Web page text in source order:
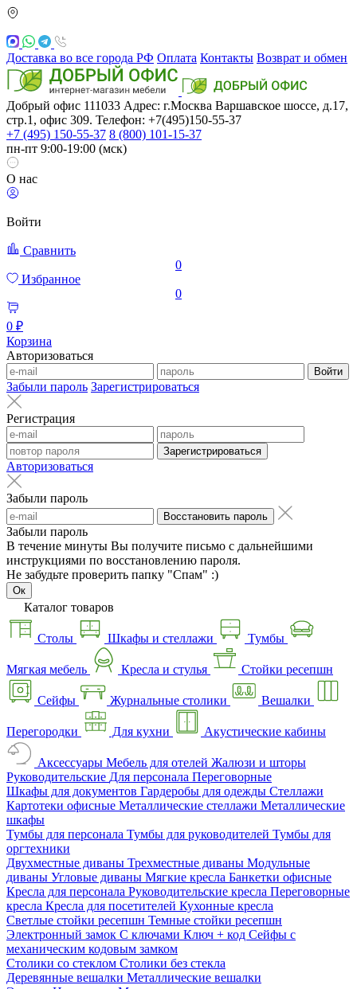
Доставка во все города РФ Оплата Контакты Возврат и обмен
Добрый офис 111033 Адрес: г.Москва Варшавское шоссе, д.17,
стр.1, офис 309. Телефон: +7(495)150-55-37
+7 (495) 150-55-37 8 (800) 101-15-37
пн-пт 9:00-19:00 (мск)
О нас
Войти
Сравнить
0
Избранное
0
0 ₽
Корзина
Авторизоваться
Войти
Забыли пароль Зарегистрироваться
Регистрация
Зарегистрироваться
Авторизоваться
Забыли пароль
Восстановить пароль
Забыли пароль
В течение минуты Вы получите письмо с дальнейшими
инструкциями по восстановлению пароля.
Не забудьте проверить папку "Спам" :)
Ок
Каталог товаров
Столы Шкафы и стеллажи Тумбы
Мягкая мебель Кресла и стулья Стойки ресепшн
Сейфы Журнальные столики Вешалки
Перегородки Для кухни Акустические кабины
Аксессуары Мебель для отелей Жалюзи и шторы
Руководительские Для персонала Переговорные
Шкафы для документов Гардеробы для одежды Стеллажи
Картотеки офисные Металлические стеллажи Металлические
шкафы
Тумбы для персонала Тумбы для руководителей Тумбы для
оргтехники
Двухместные диваны Трехместные диваны Модульные
диваны Угловые диваны Мягкие кресла Банкетки офисные
Кресла для персонала Руководительские кресла Переговорные
кресла Кресла для посетителей Кухонные кресла
Светлые стойки ресепшн Темные стойки ресепшн
Электронный замок С ключами Ключ + код Сейфы с
механическим кодовым замком
Столики со стеклом Столики без стекла
Деревянные вешалки Металлические вешалки